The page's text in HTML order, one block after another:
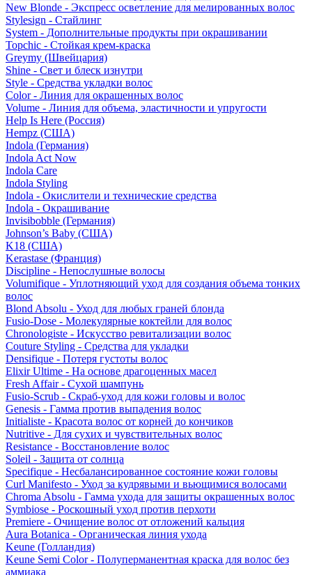
New Blonde - Экспресс осветление для мелированных волос
Stylesign - Стайлинг
System - Дополнительные продукты при окрашивании
Topchic - Стойкая крем-краска
Greymy (Швейцария)
Shine - Свет и блеск изнутри
Style - Средства укладки волос
Color - Линия для окрашенных волос
Volume - Линия для объема, эластичности и упругости
Help Is Here (Россия)
Hempz (США)
Indola (Германия)
Indola Act Now
Indola Care
Indola Styling
Indola - Окислители и технические средства
Indola - Окрашивание
Invisibobble (Германия)
Johnson’s Baby (США)
K18 (США)
Kerastase (Франция)
Discipline - Непослушные волосы
Volumifique - Уплотняющий уход для создания объема тонких
волос
Blond Absolu - Уход для любых граней блонда
Fusio-Dose - Молекулярные коктейли для волос
Chronologiste - Искусство ревитализации волос
Couture Styling - Средства для укладки
Densifique - Потеря густоты волос
Elixir Ultime - На основе драгоценных масел
Fresh Affair - Сухой шампунь
Fusio-Scrub - Скраб-уход для кожи головы и волос
Genesis - Гамма против выпадения волос
Initialiste - Красота волос от корней до кончиков
Nutritive - Для сухих и чувствительных волос
Resistance - Восстановление волос
Soleil - Защита от солнца
Specifique - Несбалансированное состояние кожи головы
Curl Manifesto - Уход за кудрявыми и вьющимися волосами
Chroma Absolu - Гамма ухода для защиты окрашенных волос
Symbiose - Роскошный уход против перхоти
Premiere - Очищение волос от отложений кальция
Aura Botanica - Органическая линия ухода
Keune (Голландия)
Keune Semi Color - Полуперманентная краска для волос без
аммиака